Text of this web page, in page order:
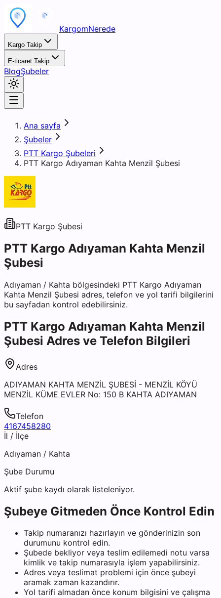
KargomNerede
Kargo Takip
E-ticaret Takip
BlogŞubeler
Ana sayfa
Şubeler
PTT Kargo Şubeleri
PTT Kargo Adıyaman Kahta Menzil Şubesi
PTT Kargo Şubesi
PTT Kargo Adıyaman Kahta Menzil
Şubesi
Adıyaman / Kahta bölgesindeki PTT Kargo Adıyaman
Kahta Menzil Şubesi adres, telefon ve yol tarifi bilgilerini
bu sayfadan kontrol edebilirsiniz.
PTT Kargo Adıyaman Kahta Menzil
Şubesi Adres ve Telefon Bilgileri
Adres
ADIYAMAN KAHTA MENZİL ŞUBESİ - MENZİL KÖYÜ
MENZİL KÜME EVLER No: 150 B KAHTA ADIYAMAN
Telefon
4167458280
İl / İlçe
Adıyaman / Kahta
Şube Durumu
Aktif şube kaydı olarak listeleniyor.
Şubeye Gitmeden Önce Kontrol Edin
Takip numaranızı hazırlayın ve gönderinizin son
durumunu kontrol edin.
Şubede bekliyor veya teslim edilemedi notu varsa
kimlik ve takip numarasıyla işlem yapabilirsiniz.
Adres veya teslimat problemi için önce şubeyi
aramak zaman kazandırır.
Yol tarifi almadan önce konum bilgisini ve çalışma